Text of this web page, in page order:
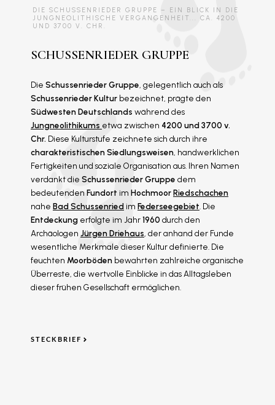
DIE SCHUSSENRIEDER GRUPPE – EIN BLICK IN DIE
JUNGNEOLITHISCHE VERGANGENHEIT... CA. 4200
UND 3700 V. CHR.
SCHUSSENRIEDER GRUPPE
Die Schussenrieder Gruppe, gelegentlich auch als
Schussenrieder Kultur bezeichnet, prägte den
Südwesten Deutschlands während des
Jungneolithikums etwa zwischen 4200 und 3700 v.
Chr. Diese Kulturstufe zeichnete sich durch ihre
charakteristischen Siedlungsweisen, handwerklichen
Fertigkeiten und soziale Organisation aus. Ihren Namen
verdankt die Schussenrieder Gruppe dem
bedeutenden Fundort im HochmoorRiedschachen
nahe Bad Schussenried im Federseegebiet . Die
Entdeckung erfolgte im Jahr1960 durch den
Archäologen Jürgen Driehaus, der anhand der Funde
wesentliche Merkmale dieser Kultur definierte. Die
feuchten Moorböden bewahrten zahlreiche organische
Überreste, die wertvolle Einblicke in das Alltagsleben
dieser frühen Gesellschaft ermöglichen.
STECKBRIEF